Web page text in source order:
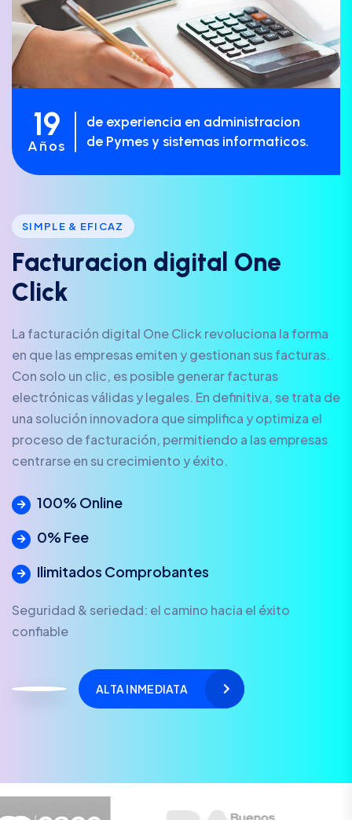
19
Años
de experiencia en administracion
de Pymes y sistemas informaticos.
SIMPLE & EFICAZ
Facturacion d igita One
C ick
La facturación digital One Click revoluciona la forma
en que las empresas emiten y gestionan sus facturas.
Con solo un clic, es posible generar facturas
electrónicas válidas y legales. En definitiva, se trata de
una solución innovadora que simplifica y optimiza el
proceso de facturación, permitiendo a las empresas
centrarse en su crecimiento y éxito.
100% Online
0% Fee
Ilimitados Comprobantes
Seguridad & seriedad: el camino hacia el éxito
confiable
ALTA INMEDIATA